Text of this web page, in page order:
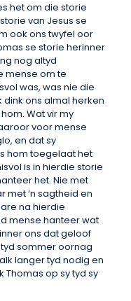
het om die storie
van Jesus se
ook ons twyfel oor
se storie herinner
nog altyd
mense om te
was, was nie die
dink ons almal herken
Wat vir my
voor mense
en dat sy
hom toegelaat het
is in hierdie storie
het. Nie met
met ‘n sagtheid en
na hierdie
mense hanteer wat
ons dat geloof
sommer oornag
langer tyd nodig en
Thomas op sy tyd sy